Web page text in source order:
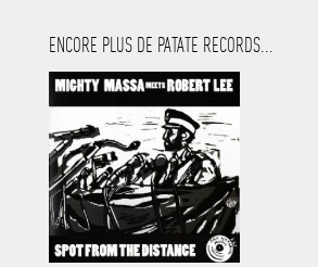
ENCORE PLUS DE PATATE RECORDS...